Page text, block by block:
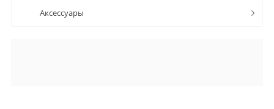
Аксессуары